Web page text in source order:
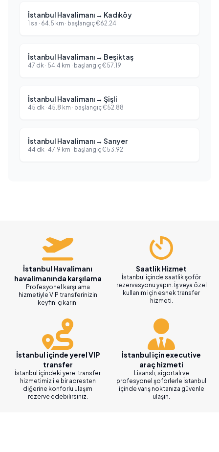
İstanbul Havalimanı → Kadıköy
1 sa · 64.5 km · başlangıç€62.24
İstanbul Havalimanı → Beşiktaş
47 dk · 54.4 km · başlangıç€57.19
İstanbul Havalimanı → Şişli
45 dk · 45.8 km · başlangıç€52.88
İstanbul Havalimanı → Sarıyer
44 dk · 47.9 km · başlangıç€53.92
İstanbul Havalimanı
havalimanında karşılama
Profesyonel karşılama
hizmetiyle VIP transferinizin
keyfini çıkarın.
Saatlik Hizmet
İstanbul içinde saatlik şoför
rezervasyonu yapın. İş veya özel
kullanım için esnek transfer
hizmeti.
İstanbul içinde yerel VIP
transfer
İstanbul içindeki yerel transfer
hizmetimiz ile bir adresten
diğerine konforlu ulaşım
rezerve edebilirsiniz.
İstanbul için executive
araç hizmeti
Lisanslı, sigortalı ve
profesyonel şoförlerle İstanbul
içinde varış noktanıza güvenle
ulaşın.